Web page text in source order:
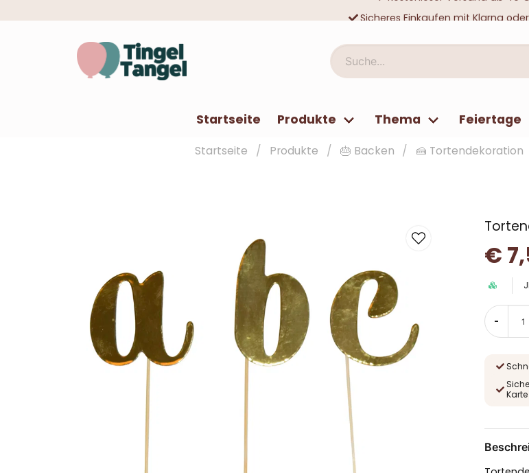
Sicheres Einkaufen mit Klarna oder
Suche...
Startseite Produkte Thema Feiertage
Startseite Produkte 🎂 Backen 🍰 Tortendekoration
€
-
Karte